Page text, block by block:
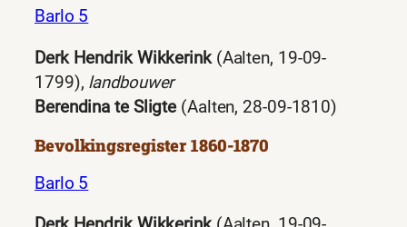
Barlo 5
Derk Hendrik Wikkerink (Aalten, 19-09-
1799), landbouwer
Berendina te Sligte(Aalten, 28-09-1810)
Bevolkingsregister 1860-1870
Barlo 5